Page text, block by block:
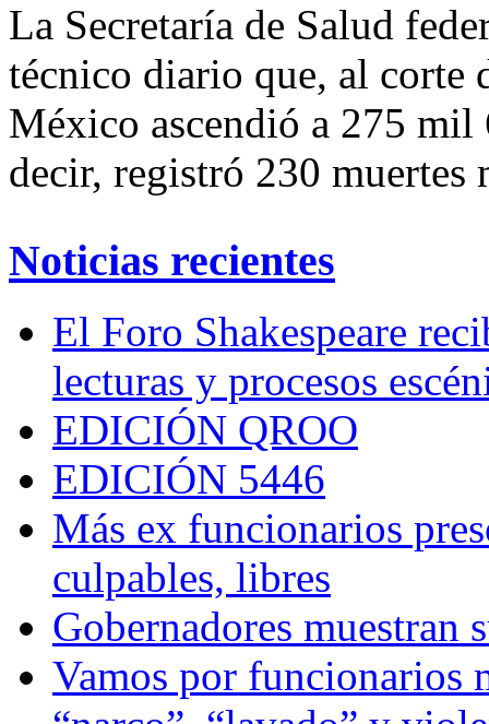
La Secretaría de Salud
técnico diario que, al corte
México ascendió a 275
decir, registró 230 muertes
Noticias recientes
El Foro Shakespeare
lecturas y procesos
EDICIÓN QROO
EDICIÓN 5446
Más ex funcionarios
culpables, libres
Gobernadores muestran
Vamos por funcionarios